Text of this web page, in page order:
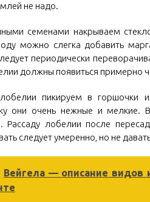
не надо.
семенами накрываем
можно слегка добавить
периодически
должны появиться примерно
пикируем в горшочки
они очень нежные и мелкие.
Рассаду лобелии после
следует умеренно, но не
Вейгела — описание видов